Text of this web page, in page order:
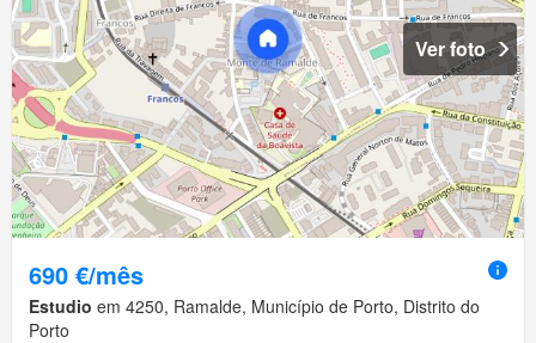
Ver foto
690 €/mês
Estudio em 4250, Ramalde, Município de Porto, Distrito do
Porto